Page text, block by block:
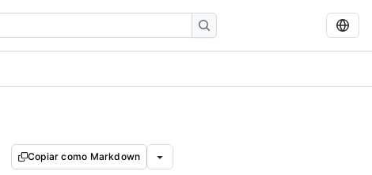
Copiar como Markdown